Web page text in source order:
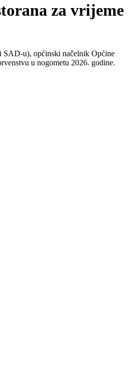
za vrijeme
SAD-u), općinski načelnik Općine
u nogometu 2026. godine.